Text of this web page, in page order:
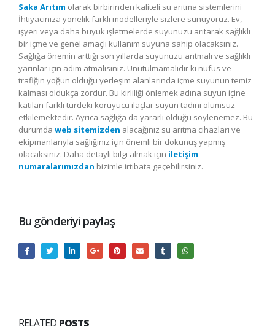
Saka Arıtım olarak birbirinden kaliteli su arıtma sistemlerini
İhtiyacınıza yönelik farklı modelleriyle sizlere sunuyoruz. Ev,
işyeri veya daha büyük işletmelerde suyunuzu arıtarak sağlıklı
bir içme ve genel amaçlı kullanım suyuna sahip olacaksınız.
Sağlığa önemin arttığı son yıllarda suyunuzu arıtmalı ve sağlıklı
yarınlar için adım atmalısınız. Unutulmamalıdır ki nüfus ve
trafiğin yoğun olduğu yerleşim alanlarında içme suyunun temiz
kalması oldukça zordur. Bu kirliliği önlemek adına suyun içine
katılan farklı türdeki koruyucu ilaçlar suyun tadını olumsuz
etkilemektedir. Ayrıca sağlığa da yararlı olduğu söylenemez. Bu
durumda web sitemizden alacağınız su arıtma cihazları ve
ekipmanlarıyla sağlığınız için önemli bir dokunuş yapmış
olacaksınız. Daha detaylı bilgi almak için iletişim
numaralarımızdan bizimle irtibata geçebilirsiniz.
Bu gönderiyi paylaş
RELATED POSTS